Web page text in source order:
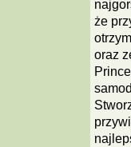
że
oraz